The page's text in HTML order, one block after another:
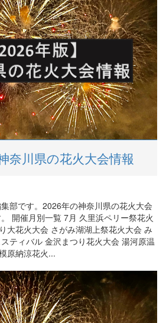
奈川県の花火大会情報
部です。2026年の神奈川県の花火大会
開催月別一覧 7月 久里浜ペリー祭花火
大花火大会 さがみ湖湖上祭花火大会 み
ティバル 金沢まつり花火大会 湯河原温
原納涼花火...